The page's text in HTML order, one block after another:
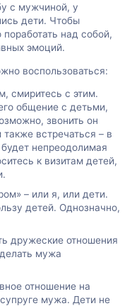
с мужчиной, у
дети. Чтобы
над собой,
эмоций.
воспользоваться:
смиритесь с этим.
общение с детьми,
звонить он
встречаться – в
непреодолимая
к визитам детей,
– или я, или дети.
детей. Однозначно,
дружеские отношения
мужа
отношение на
мужа. Дети не